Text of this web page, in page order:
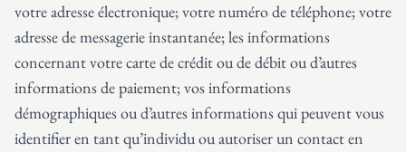
votre adresse électronique; votre numéro de téléphone; votre
adresse de messagerie instantanée; les informations
concernant votre carte de crédit ou de débit ou d’autres
informations de paiement; vos informations
démographiques ou d’autres informations qui peuvent vous
identifier en tant qu’individu ou autoriser un contact en